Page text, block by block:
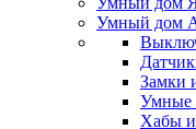
Умный дом
Замки
Умные
Хабы и